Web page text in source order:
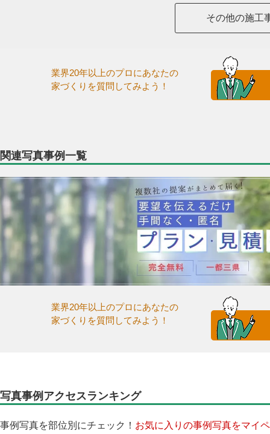
その他の施工
業界20年以上のプロにあなたの
家づくりを質問してみよう！
関連写真事例一覧
業界20年以上のプロにあなたの
家づくりを質問してみよう！
写真事例アクセスランキング
事例写真を部位別にチェック！ お気に入りの事例写真をマイ